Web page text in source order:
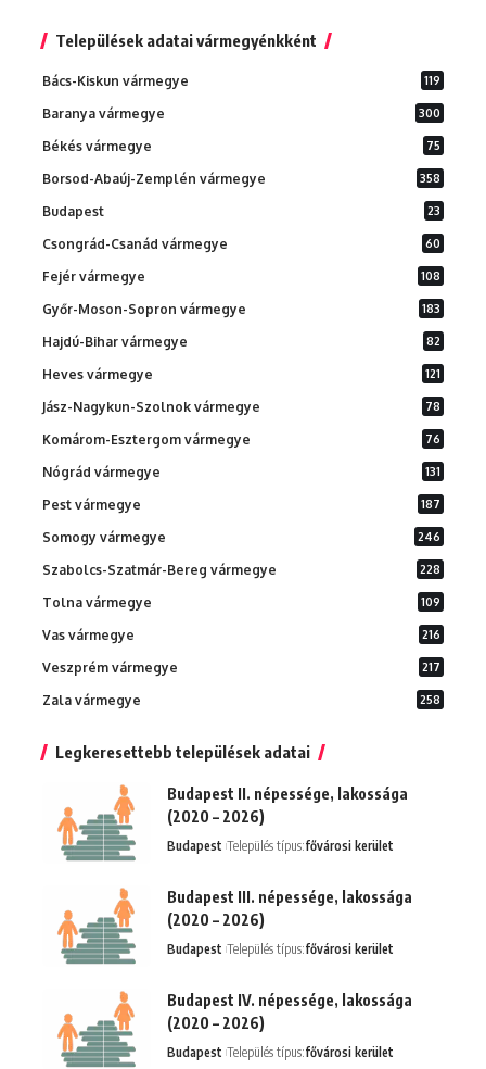
Települések adatai vármegyénkként
Bács-Kiskun vármegye 119
Baranya vármegye 300
Békés vármegye 75
Borsod-Abaúj-Zemplén vármegye 358
Budapest 23
Csongrád-Csanád vármegye 60
Fejér vármegye 108
Győr-Moson-Sopron vármegye 183
Hajdú-Bihar vármegye 82
Heves vármegye 121
Jász-Nagykun-Szolnok vármegye 78
Komárom-Esztergom vármegye 76
Nógrád vármegye 131
Pest vármegye 187
Somogy vármegye 246
Szabolcs-Szatmár-Bereg vármegye 228
Tolna vármegye 109
Vas vármegye 216
Veszprém vármegye 217
Zala vármegye 258
Legkeresettebb települések adatai
Budapest II. népessége, lakossága
(2020 – 2026)
Budapest Település típus:fővárosi kerület
Budapest III. népessége, lakossága
(2020 – 2026)
Budapest Település típus:fővárosi kerület
Budapest IV. népessége, lakossága
(2020 – 2026)
Budapest Település típus:fővárosi kerület